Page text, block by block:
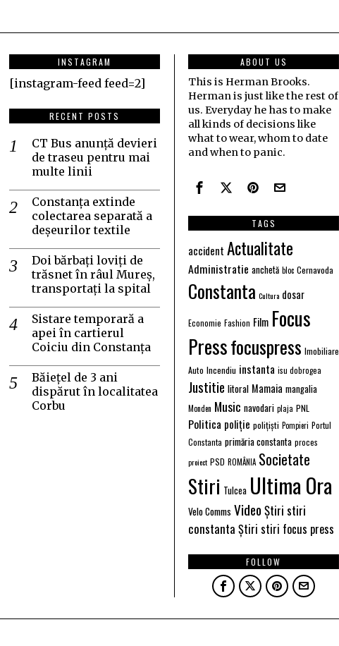
INSTAGRAM
[instagram-feed feed=2]
RECENT POSTS
CT Bus anunță devieri
de traseu pentru mai
multe linii
Constanța extinde
colectarea separată a
deșeurilor textile
Doi bărbați loviți de
trăsnet în râul Mureș,
transportați la spital
Sistare temporară a
apei în cartierul
Coiciu din Constanța
Băiețel de 3 ani
dispărut în localitatea
Corbu
ABOUT US
This is Herman Brooks.
Herman is just like the rest of
us. Everyday he has to make
all kinds of decisions like
what to wear, whom to date
and when to panic.
TAGS
accident Actualitate
Administratie anchetă bloc Cernavoda
Constanta Cultura dosar
Economie Fashion Film Focus
Pressfocuspress Imobiliare
Auto Incendiu instanta isu dobrogea
Justitie litoral Mamaia mangalia
Monden Music navodari plaja PNL
Politica poliție polițiști Pompieri Portul
Constanta primăria constanta proces
proiect PSD ROMÂNIA Societate
Stiri Tulcea Ultima Ora
Velo Comms Video Știri stiri
constanta Știri stiri focus press
FOLLOW